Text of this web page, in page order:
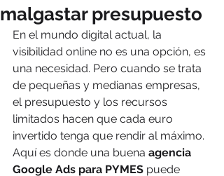
malgastar presupuesto
En el mundo digital actual, la
visibilidad online no es una opción, es
una necesidad. Pero cuando se trata
de pequeñas y medianas empresas,
el presupuesto y los recursos
limitados hacen que cada euro
invertido tenga que rendir al máximo.
Aquí es donde una buena agencia
Google Ads para PYMES puede